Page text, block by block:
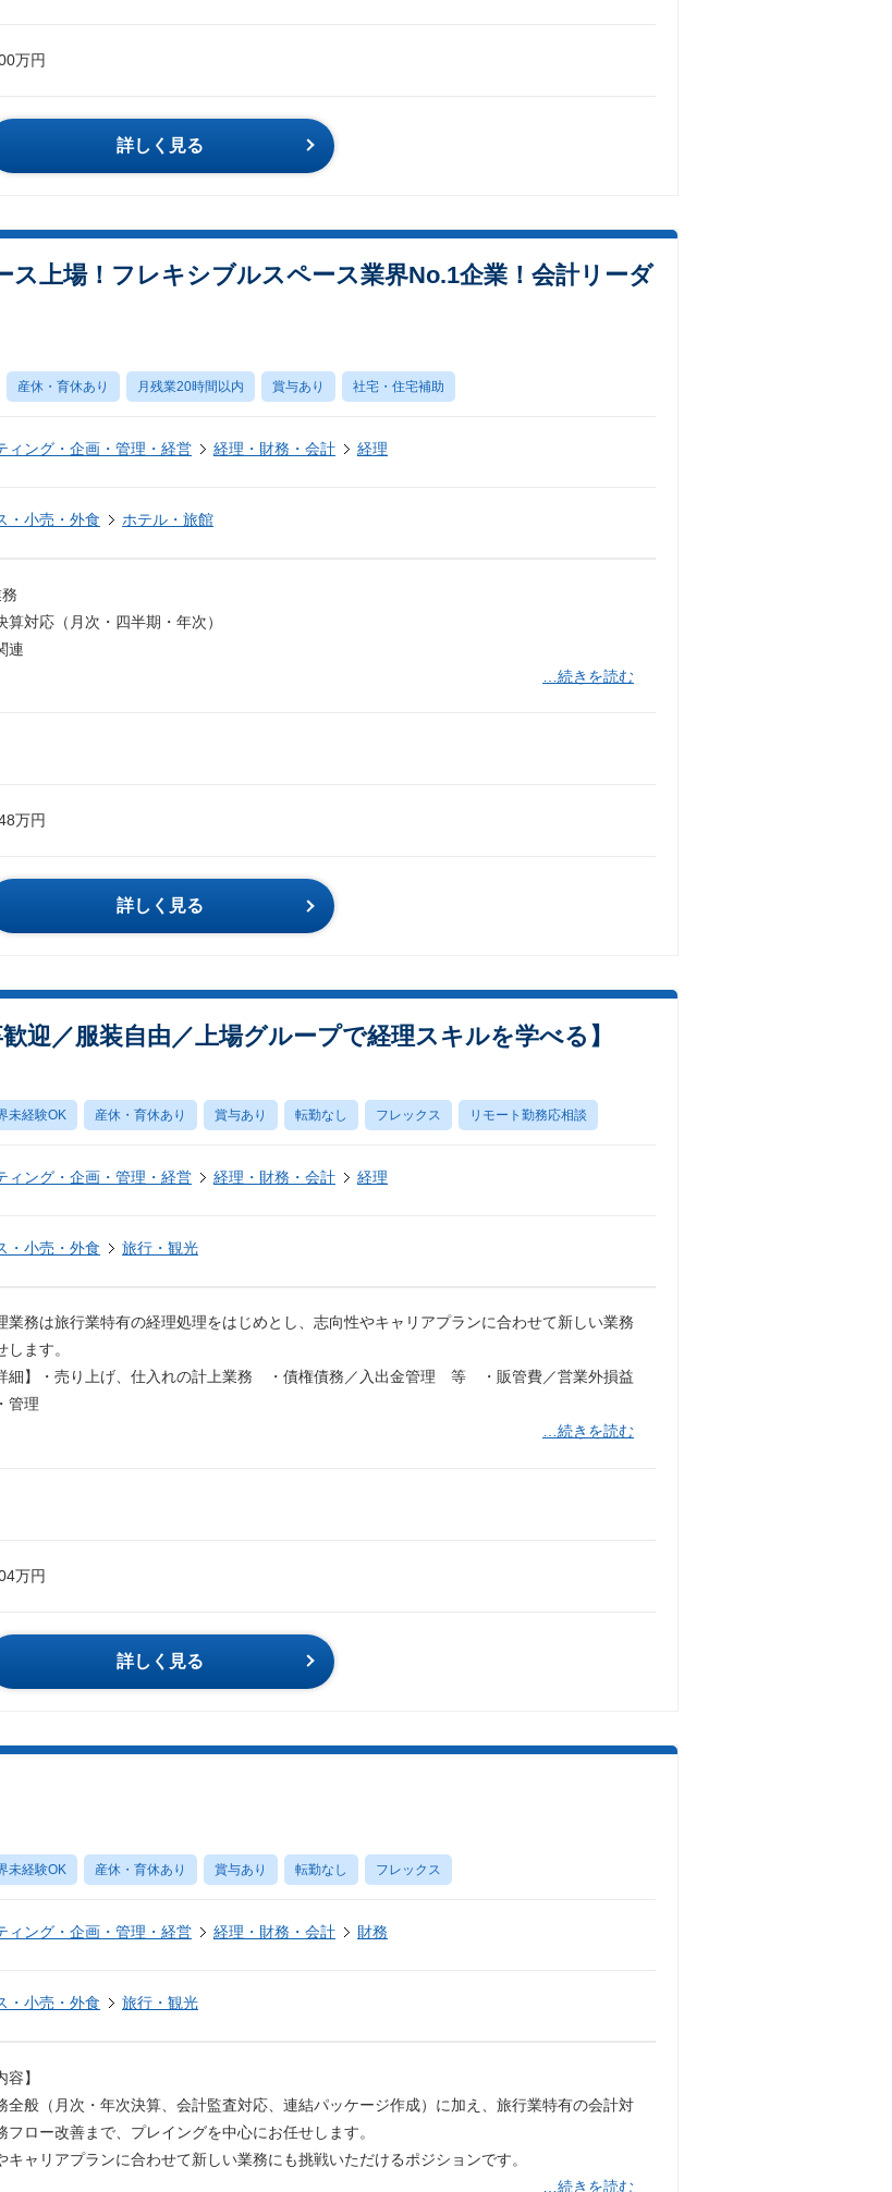
万円
詳しく見る
ス上場！フレキシブルスペース業界No.1企業！会計リーダ
産休・育休あり 月残業20時間以内 賞与あり 社宅・住宅補助
ィング・企画・管理・経営 経理・財務・会計 経理
・小売・外食 ホテル・旅館
対応（月次・四半期・年次）
連
…続きを読む
万円
詳しく見る
迎／服装自由／上場グループで経理スキルを学べる】
未経験OK 産休・育休あり 賞与あり 転勤なし フレックス リモート勤務応相談
ィング・企画・管理・経営 経理・財務・会計 経理
・小売・外食 旅行・観光
業務は旅行業特有の経理処理をはじめとし、志向性やキャリアプランに合わせて新しい業務
します。
詳細】・売り上げ、仕入れの計上業務 ・債権債務／入出金管理 等 ・販管費／営業外損益
管理
…続きを読む
万円
詳しく見る
未経験OK 産休・育休あり 賞与あり 転勤なし フレックス
ィング・企画・管理・経営 経理・財務・会計 財務
・小売・外食 旅行・観光
容】
全般（月次・年次決算、会計監査対応、連結パッケージ作成）に加え、旅行業特有の会計対
フロー改善まで、プレイングを中心にお任せします。
キャリアプランに合わせて新しい業務にも挑戦いただけるポジションです。
…続きを読む